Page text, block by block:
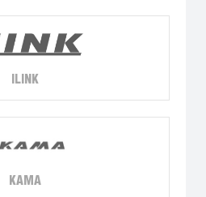
ILINK
KAMA